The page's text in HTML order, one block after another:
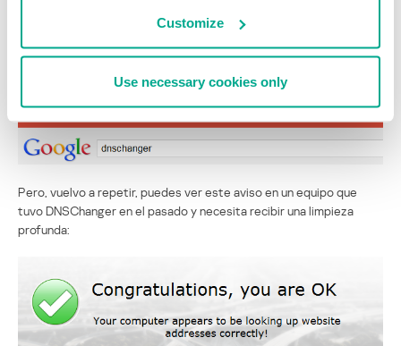
Customize
Use necessary cookies only
Pero, vuelvo a repetir, puedes ver este aviso en un equipo que
tuvo DNSChanger en el pasado y necesita recibir una limpieza
profunda: